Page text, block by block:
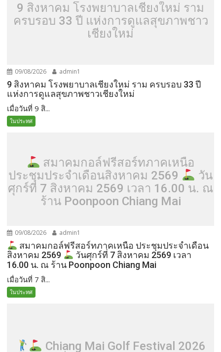
9 สิงหาคม โรงพยาบาลเชียงใหม่ ราม
ครบรอบ 33 ปี แห่งการดูแลสุขภาพชาว
เชียงใหม่
09/08/2026 admin1
9 สิงหาคม โรงพยาบาลเชียงใหม่ ราม ครบรอบ 33 ปี
แห่งการดูแลสุขภาพชาวเชียงใหม่
เมื่อวันที่ 9 สิ...
ในประทศ
สมาคมกอล์ฟรีสอร์ทภาคเหนือ
ประชุมประจำเดือนสิงหาคม 2569
วัน
ศุกร์ที่ 7 สิงหาคม 2569 เวลา 16.00 น. ณ
ร้าน Poonpoon Chiang Mai
09/08/2026 admin1
สมาคมกอล์ฟรีสอร์ทภาคเหนือ ประชุมประจำเดือน
สิงหาคม 2569
วันศุกร์ที่ 7 สิงหาคม 2569 เวลา
16.00 น. ณ ร้าน Poonpoon Chiang Mai
เมื่อวันที่ 7 สิ...
ในประทศ
Chiang Mai Golf Festival 2026